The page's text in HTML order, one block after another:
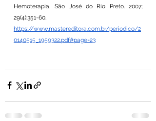
Hemoterapia, São José do Rio Preto. 2007;
29(4):351-60.
https://www.mastereditora.com.br/periodico/2
0140515_1959322.pdf#page=23